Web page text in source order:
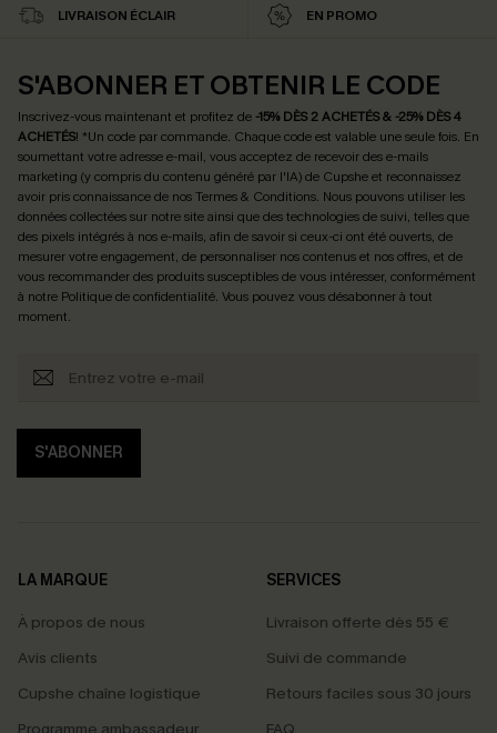
LIVRAISON ÉCLAIR EN PROMO
S'ABONNER ET OBTENIR LE CODE
Inscrivez-vous maintenant et profitez de -15% DÈS 2 ACHETÉS & -25% DÈS 4
ACHETÉS! *Un code par commande. Chaque code est valable une seule fois. En
soumettant votre adresse e-mail, vous acceptez de recevoir des e-mails
marketing (y compris du contenu généré par l'IA) de Cupshe et reconnaissez
avoir pris connaissance de nosTermes & Conditions. Nous pouvons utiliser les
données collectées sur notre site ainsi que des technologies de suivi, telles que
des pixels intégrés à nos e-mails, afin de savoir si ceux-ci ont été ouverts, de
mesurer votre engagement, de personnaliser nos contenus et nos offres, et de
vous recommander des produits susceptibles de vous intéresser, conformément
à notre Politique de confidentialité. Vous pouvez vous désabonner à tout
moment.
S'ABONNER
LA MARQUE
À propos de nous
Avis clients
Cupshe chaîne logistique
SERVICES
Livraison offerte dès 55 €
Suivi de commande
Retours faciles sous 30 jours